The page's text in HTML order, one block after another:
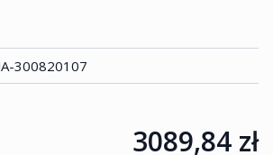
300820107
3089,84 zł